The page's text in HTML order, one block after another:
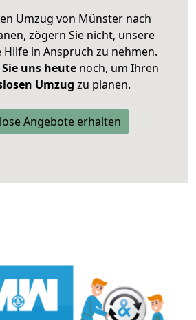
Umzug von Münster nach
zögern Sie nicht, unsere
in Anspruch zu nehmen.
uns heutenoch, um Ihren
Umzug zu planen.
Angebote erhalten